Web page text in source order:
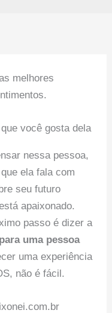
melhores
nessa pessoa,
ela fala com
seu futuro
apaixonado.
passo é dizer a
uma pessoa
uma experiência
não é fácil.